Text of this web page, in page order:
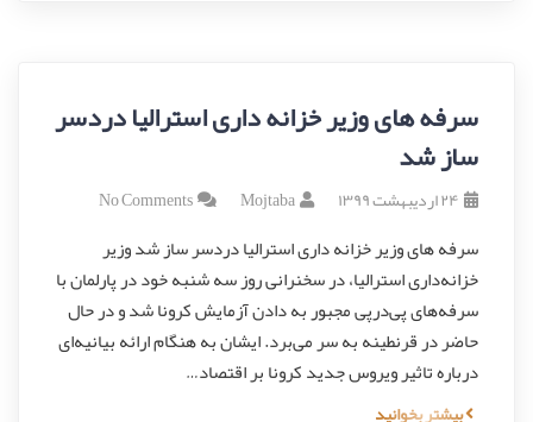
سرفه های وزیر خزانه داری استرالیا دردسر
ساز شد
۲۴ اردیبهشت ۱۳۹۹ Mojtaba
No Comments
سرفه های وزیر خزانه داری استرالیا دردسر ساز شد وزیر
خزانه‌داری استرالیا، در سخنرانی روز سه شنبه خود در پارلمان با
سرفه‌های پی‌درپی مجبور به دادن آزمایش کرونا شد و در حال
حاضر در قرنطینه به سر می‌برد. ایشان به هنگام ارائه بیانیه‌ای
درباره تاثیر ویروس جدید کرونا بر اقتصاد…
بیشتر بخوانید